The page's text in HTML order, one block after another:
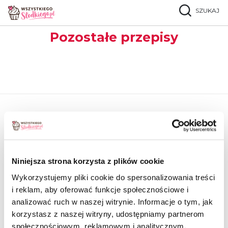
Niniejsza strona korzysta z plików cookie
Wykorzystujemy pliki cookie do spersonalizowania treści
i reklam, aby oferować funkcje społecznościowe i
analizować ruch w naszej witrynie. Informacje o tym, jak
korzystasz z naszej witryny, udostępniamy partnerom
społecznościowym, reklamowym i analitycznym.
SZUKAJ
Strona główna Pozostałe przepisy
Pozostałe przepisy
STANOWIĄ AUTOPROMOCJĘ:
ORAZ POWSTAŁY W RAMACH WSPÓŁPRACY
REKLAMOWEJ Z WŁAŚCICIELAMI MAREK: